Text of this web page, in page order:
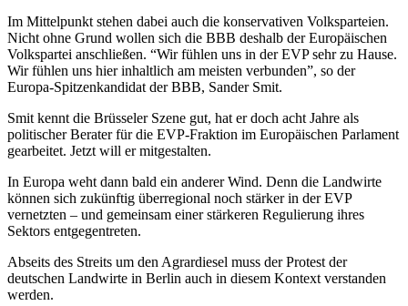
Im Mittelpunkt stehen dabei auch die konservativen Volksparteien.
Nicht ohne Grund wollen sich die BBB deshalb der Europäischen
Volkspartei anschließen. “Wir fühlen uns in der EVP sehr zu Hause.
Wir fühlen uns hier inhaltlich am meisten verbunden”, so der
Europa-Spitzenkandidat der BBB, Sander Smit.
Smit kennt die Brüsseler Szene gut, hat er doch acht Jahre als
politischer Berater für die EVP-Fraktion im Europäischen Parlament
gearbeitet. Jetzt will er mitgestalten.
In Europa weht dann bald ein anderer Wind. Denn die Landwirte
können sich zukünftig überregional noch stärker in der EVP
vernetzten – und gemeinsam einer stärkeren Regulierung ihres
Sektors entgegentreten.
Abseits des Streits um den Agrardiesel muss der Protest der
deutschen Landwirte in Berlin auch in diesem Kontext verstanden
werden.